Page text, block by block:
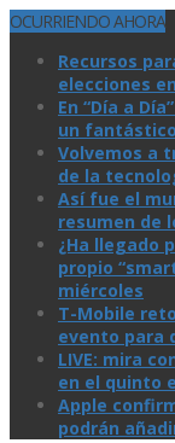
OCURRIENDO AHORA
Recursos
elecciones
En “Día a
un
Volvemos a
de la
Así­ fue el
resumen de
¿Ha llegado
propio
miércoles
T-Mobile
evento para
LIVE: mira
en el quinto
Apple
podrán